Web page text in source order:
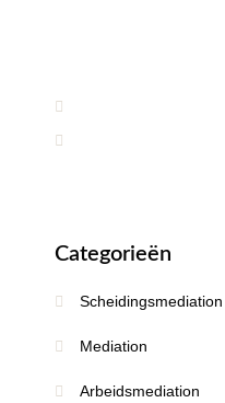
Categorieën
Scheidingsmediation
Mediation
Arbeidsmediation